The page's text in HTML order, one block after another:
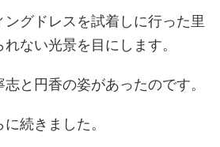
グドレスを試着しに行った里
ない光景を目にします。
と円香の姿があったのです。
続きました。